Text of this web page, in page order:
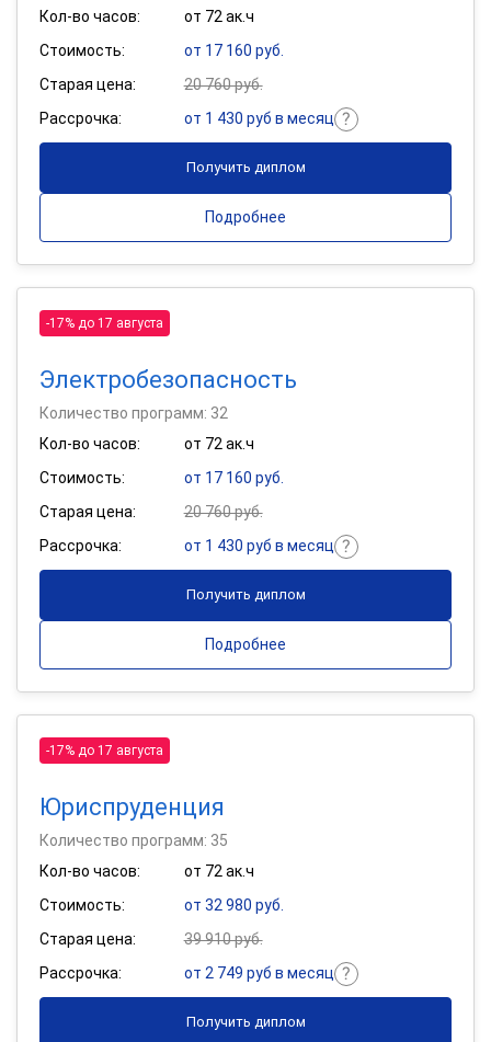
Кол-во часов:
от 72 ак.ч
Стоимость:
от 17 160 руб.
Старая цена:
20 760 руб.
Рассрочка:
от 1 430 руб в месяц
Получить диплом
Подробнее
-17% до 17 августа
Электробезопасность
Количество программ: 32
Кол-во часов:
от 72 ак.ч
Стоимость:
от 17 160 руб.
Старая цена:
20 760 руб.
Рассрочка:
от 1 430 руб в месяц
Получить диплом
Подробнее
-17% до 17 августа
Юриспруденция
Количество программ: 35
Кол-во часов:
от 72 ак.ч
Стоимость:
от 32 980 руб.
Старая цена:
39 910 руб.
Рассрочка:
от 2 749 руб в месяц
Получить диплом